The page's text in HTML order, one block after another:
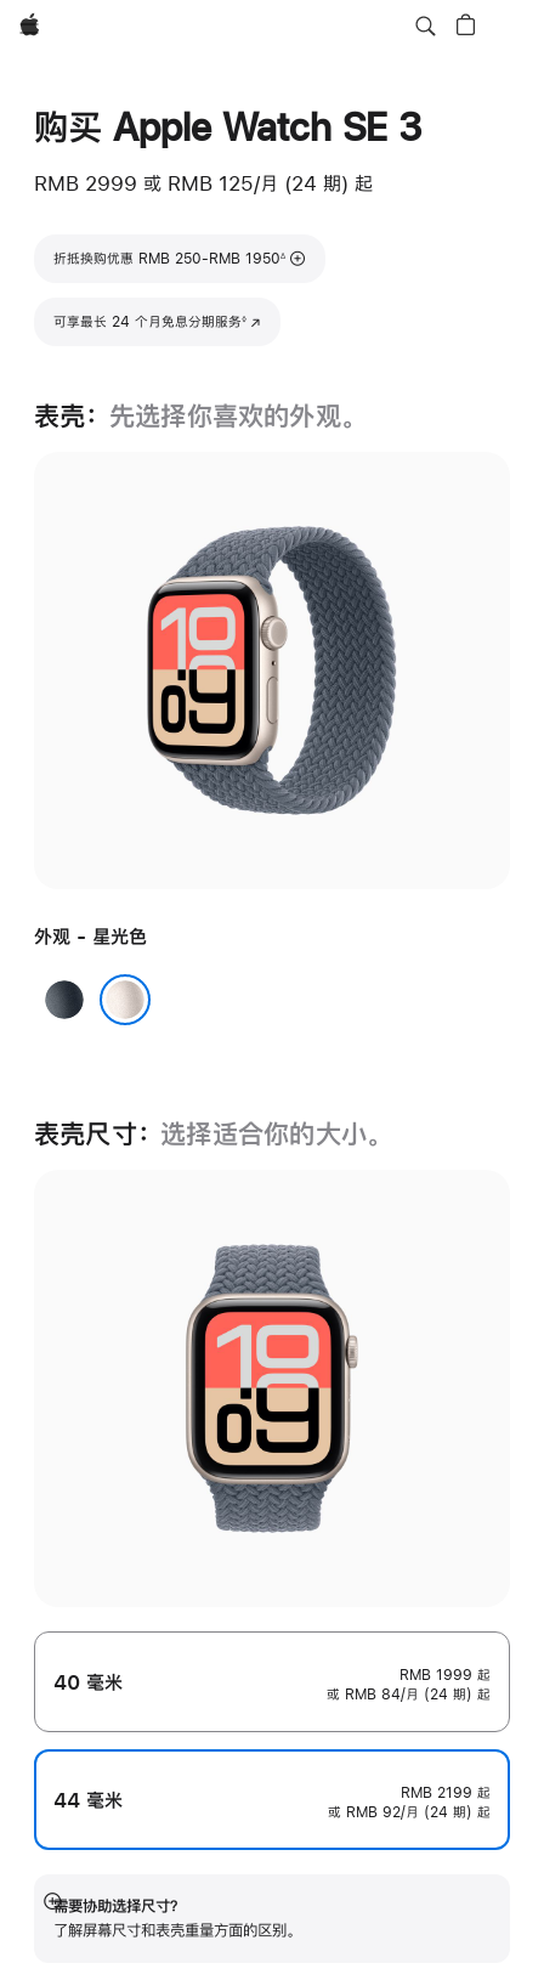
Apple
购买 Apple Watch SE 3
RMB 2999 或 RMB 125/月 (24 期) 起
折抵换购优惠 RMB 250-RMB 1950
脚注
∆
可享最长 24 个月免息分期服务◊
(在新窗口中打开)
表壳： 先选择你喜欢的外观。
外观 - 星光色
午
夜
表壳尺寸： 选择适合你的大小。
40 毫米 RMB 1999 起
或 RMB 84/月 (24 期) 起
44 毫米 RMB 2199 起
或 RMB 92/月 (24 期) 起
需要协助选择尺寸？
了解屏幕尺寸和表壳重量方面的区别。
展
开